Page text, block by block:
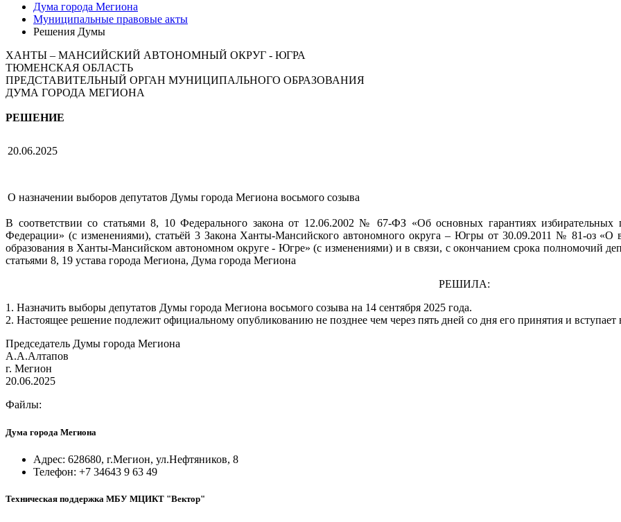
Дума города Мегиона
Муниципальные правовые акты
Решения Думы
ХАНТЫ – МАНСИЙСКИЙ АВТОНОМНЫЙ ОКРУГ - ЮГРА
ТЮМЕНСКАЯ ОБЛАСТЬ
ПРЕДСТАВИТЕЛЬНЫЙ ОРГАН МУНИЦИПАЛЬНОГО ОБРАЗОВАНИЯ
ДУМА ГОРОДА МЕГИОНА
РЕШЕНИЕ
20.06.2025
О назначении выборов депутатов Думы города Мегиона восьмого созыва
В соответствии со статьями 8, 10 Федерального закона от 12.06.2002 № 67-ФЗ «Об основных гарантиях
Федерации» (с изменениями), статьёй 3 Закона Ханты-Мансийского автономного округа – Югры от 30.09.2011 № 81-оз «О
образования в Ханты-Мансийском автономном округе - Югре» (с изменениями) и в связи, с окончанием срока полномочий
статьями 8, 19 устава города Мегиона, Дума города Мегиона
РЕШИЛА:
1. Назначить выборы депутатов Думы города Мегиона восьмого созыва на 14 сентября 2025 года.
2. Настоящее решение подлежит официальному опубликованию не позднее чем через пять дней со дня его принятия и
Председатель Думы города Мегиона
А.А.Алтапов
г. Мегион
20.06.2025
Файлы:
Дума города Мегиона
Адрес: 628680, г.Мегион, ул.Нефтяников, 8
Телефон: +7 34643 9 63 49
Техническая поддержка МБУ МЦИКТ "Вектор"